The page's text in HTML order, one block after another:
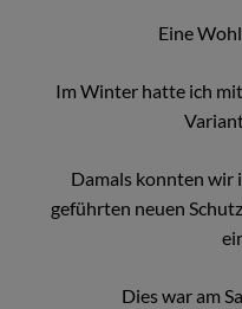
Eine
Im Winter hatte ich
Damals konnten wir
geführten neuen
Dies war am